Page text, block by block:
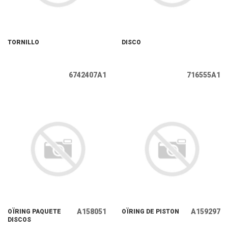
TORNILLO
6742407A1
DISCO
716555A1
OÏRING PAQUETE
DISCOS
A158051 OÏRING DE PISTON A159297